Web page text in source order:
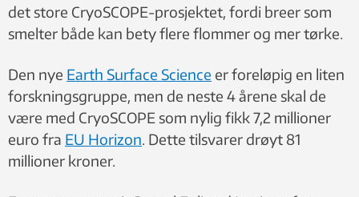
det store CryoSCOPE-prosjektet, fordi breer som
smelter både kan bety flere flommer og mer tørke.
Den nye Earth Surface Science er foreløpig en liten
forskningsgruppe, men de neste 4 årene skal de
være med CryoSCOPE som nylig fikk 7,2 millioner
euro fra EU Horizon. Dette tilsvarer drøyt 81
millioner kroner.